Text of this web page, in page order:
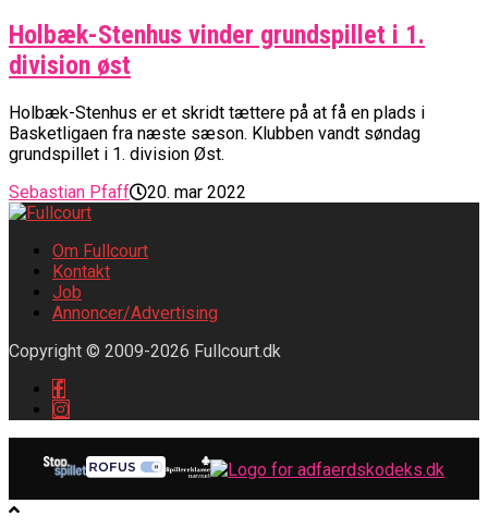
Holbæk-Stenhus vinder grundspillet i 1.
division øst
Holbæk-Stenhus er et skridt tættere på at få en plads i
Basketligaen fra næste sæson. Klubben vandt søndag
grundspillet i 1. division Øst.
Sebastian Pfaff
20. mar 2022
Om Fullcourt
Kontakt
Job
Annoncer/Advertising
Copyright © 2009-2026 Fullcourt.dk